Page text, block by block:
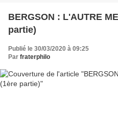
BERGSON : L'AUTRE
partie)
Publié le 30/03/2020 à 09:25
Par fraterphilo